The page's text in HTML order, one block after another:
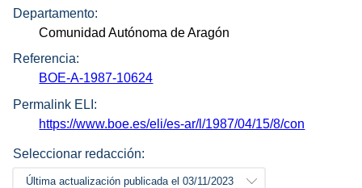
Departamento:
Comunidad Autónoma de Aragón
Referencia:
BOE-A-1987-10624
Permalink ELI:
https://www.boe.es/eli/es-ar/l/1987/04/15/8/con
Seleccionar redacción:
Última actualización publicada el 03/11/2023